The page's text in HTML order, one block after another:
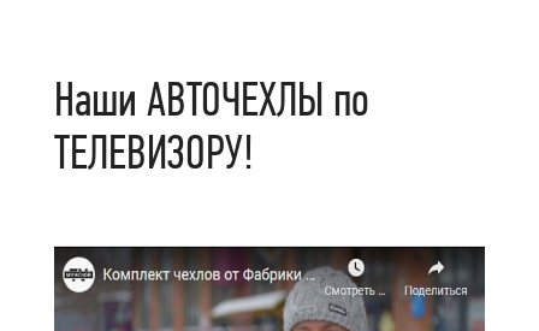
Наши АВТОЧЕХЛЫ по
ТЕЛЕВИЗОРУ!